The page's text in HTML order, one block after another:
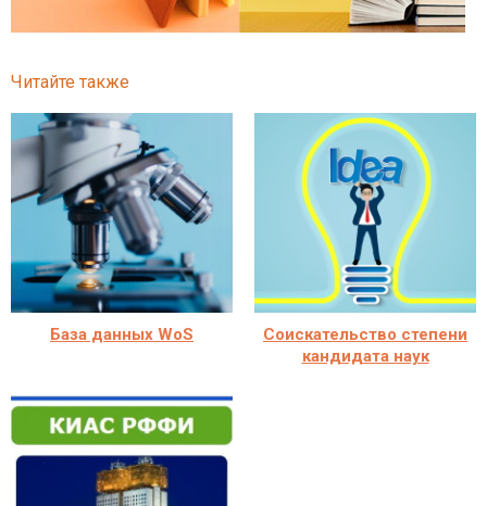
Читайте также
База данных WoS
Соискательство степени
кандидата наук